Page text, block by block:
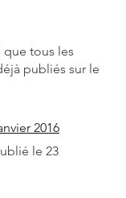
que tous les
publiés sur le
2016
le 23